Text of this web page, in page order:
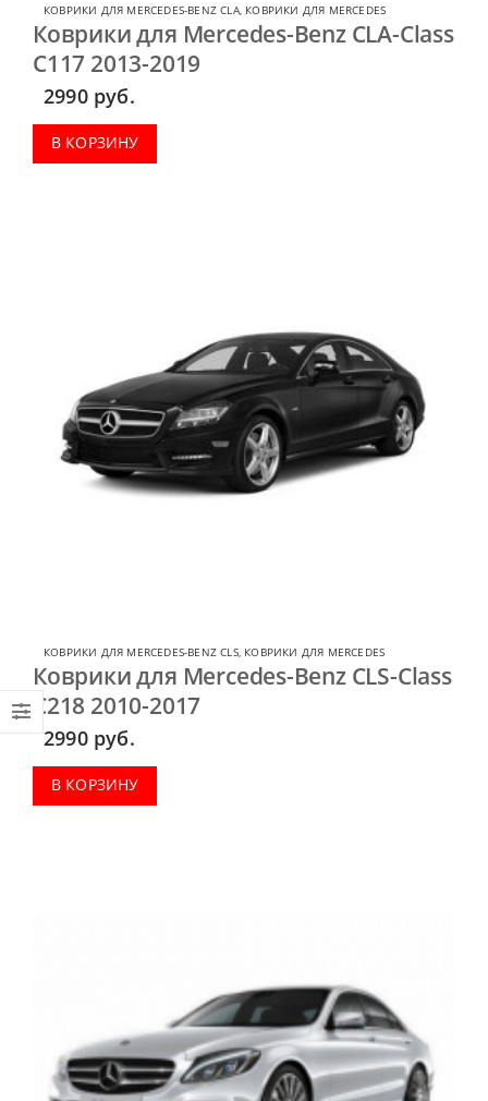
КОВРИКИ ДЛЯ MERCEDES-BENZ CLA, КОВРИКИ ДЛЯ MERCEDES
Коврики для Mercedes-Benz CLA-Class
C117 2013-2019
2990 руб.
В КОРЗИНУ
КОВРИКИ ДЛЯ MERCEDES-BENZ CLS, КОВРИКИ ДЛЯ MERCEDES
Коврики для Mercedes-Benz CLS-Class
C218 2010-2017
2990 руб.
В КОРЗИНУ